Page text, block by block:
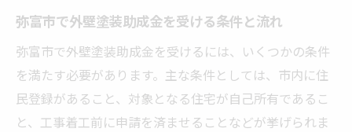
弥富市で外壁塗装助成金を受ける条件と流れ
弥富市で外壁塗装助成金を受けるには、いくつかの条件
を満たす必要があります。主な条件としては、市内に住
民登録があること、対象となる住宅が自己所有であるこ
と、工事着工前に申請を済ませることなどが挙げられま